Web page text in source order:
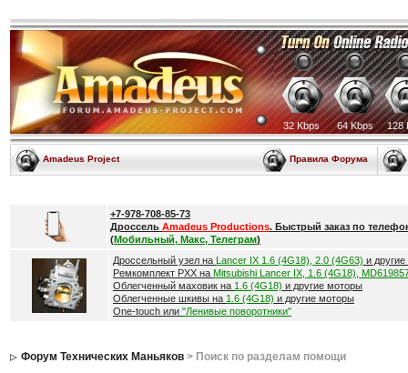
32 Kbps 64 Kbps 128
Amadeus Project Правила Форума
+7-978-708-85-73
Дроссель Amadeus Productions. Быстрый заказ по
(Мобильный, Макс, Телеграм)
Дроссельный узел на Lancer IX 1.6 (4G18), 2.0 (4G63) и
Ремкомплект РХХ на Mitsubishi Lancer IX, 1.6 (4G18),
Облегченный маховик на 1.6 (4G18) и другие моторы
Облегченные шкивы на 1.6 (4G18) и другие моторы
One-touch или "Ленивые поворотники"
Форум Технических Маньяков> Поиск по разделам помощи